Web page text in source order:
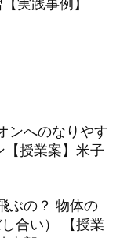
実践事例】
ンへのなりやす
【授業案】米子
ぶの？ 物体の
合い） 【授業